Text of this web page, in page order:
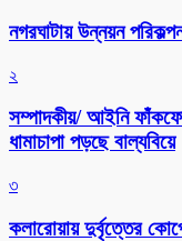
নগরঘাটায় উন্নয়ন
২
সম্পাদকীয়/ আইনি
ধামাচাপা পড়ছে বাল্যবিয়ে
৩
কলারোয়ায় দুর্বৃত্তের